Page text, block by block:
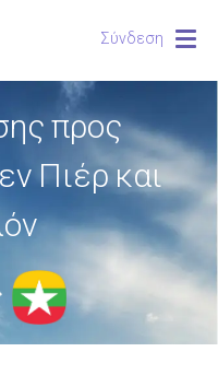
Σύνδεση
προς
Πιέρ και